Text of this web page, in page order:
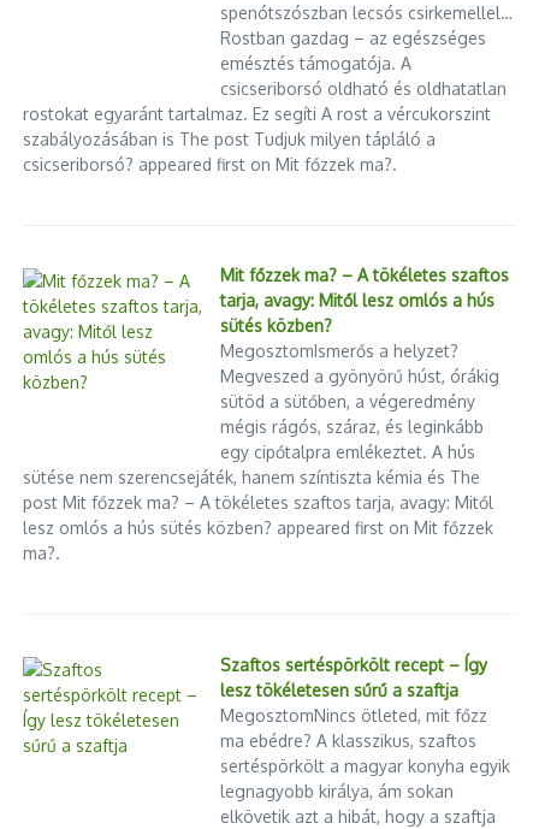
Gang cirkusz
2024.06.05.
A Debrecen-Tiszalök vonalon
spenótszószban lecsós csirkemellel…
Rostban gazdag – az egészséges
emésztés támogatója. A
csicseriborsó oldható és oldhatatlan
rostokat egyaránt tartalmaz. Ez segíti A rost a vércukorszint
szabályozásában is The post Tudjuk milyen tápláló a
csicseriborsó? appeared first on Mit főzzek ma?.
Mit főzzek ma? – A tökéletes szaftos
tarja, avagy: Mitől lesz omlós a hús
sütés közben?
MegosztomIsmerős a helyzet?
Megveszed a gyönyörű húst, órákig
sütöd a sütőben, a végeredmény
mégis rágós, száraz, és leginkább
egy cipőtalpra emlékeztet. A hús
sütése nem szerencsejáték, hanem színtiszta kémia és The
post Mit főzzek ma? – A tökéletes szaftos tarja, avagy: Mitől
lesz omlós a hús sütés közben? appeared first on Mit főzzek
ma?.
Szaftos sertéspörkölt recept – Így
lesz tökéletesen sűrű a szaftja
MegosztomNincs ötleted, mit főzz
ma ebédre? A klasszikus, szaftos
sertéspörkölt a magyar konyha egyik
legnagyobb királya, ám sokan
elkövetik azt a hibát, hogy a szaftja